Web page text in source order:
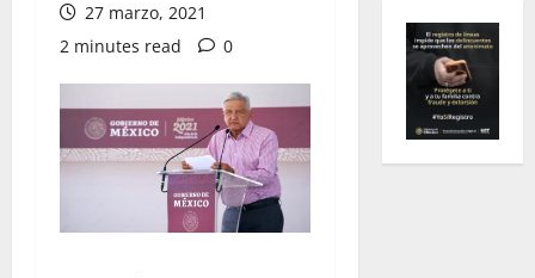
27 marzo, 2021
2 minutes read
0